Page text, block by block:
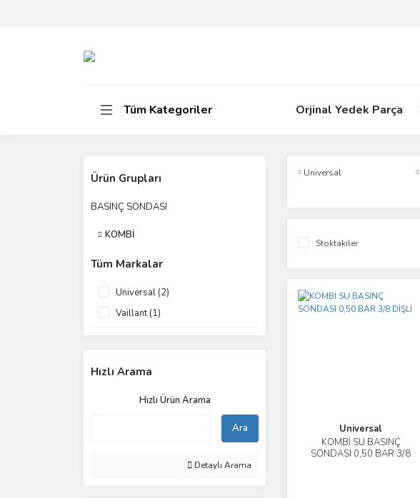
Tüm Kategoriler Orjinal Yedek Parça
Ürün Grupları
BASINÇ SONDASI
KOMBİ
Tüm Markalar
Universal (2)
Vaillant (1)
Hızlı Arama
Hızlı Ürün Arama
Ara
Detaylı Arama
Universal
Stoktakiler
Universal
KOMBİ SU BASINÇ
SONDASI 0,50 BAR 3/8
İncele